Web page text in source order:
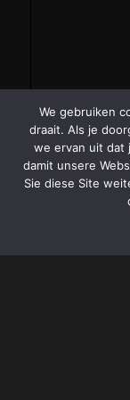
We gebruiken
draait. Als je
we ervan uit dat
damit unsere
Sie diese Site